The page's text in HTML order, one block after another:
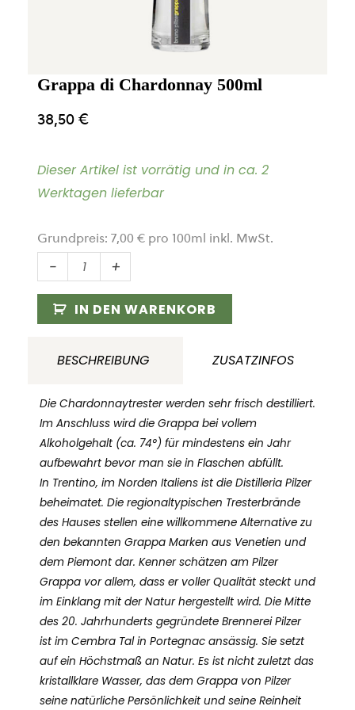
Grappa di Chardonnay 500ml
38,50€
Dieser Artikel ist vorrätig und in ca. 2
Werktagen lieferbar
Grundpreis: 7,00 € pro 100ml inkl. MwSt.
-
Grappa
di
Chardonnay
Menge
+
IN DEN WARENKORB
BESCHREIBUNG ZUSATZINFOS
Die Chardonnaytrester werden sehr frisch destilliert.
Im Anschluss wird die Grappa bei vollem
Alkoholgehalt (ca. 74°) für mindestens ein Jahr
aufbewahrt bevor man sie in Flaschen abfüllt.
In Trentino, im Norden Italiens ist die Distilleria Pilzer
beheimatet. Die regionaltypischen Tresterbrände
des Hauses stellen eine willkommene Alternative zu
den bekannten Grappa Marken aus Venetien und
dem Piemont dar. Kenner schätzen am Pilzer
Grappa vor allem, dass er voller Qualität steckt und
im Einklang mit der Natur hergestellt wird. Die Mitte
des 20. Jahrhunderts gegründete Brennerei Pilzer
ist im Cembra Tal in Portegnac ansässig. Sie setzt
auf ein Höchstmaß an Natur. Es ist nicht zuletzt das
kristallklare Wasser, das dem Grappa von Pilzer
seine natürliche Persönlichkeit und seine Reinheit